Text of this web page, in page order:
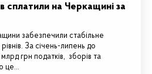
сплатили на Черкащині за
забезпечили стабільне
За січень-липень до
грн податків, зборів та
це…